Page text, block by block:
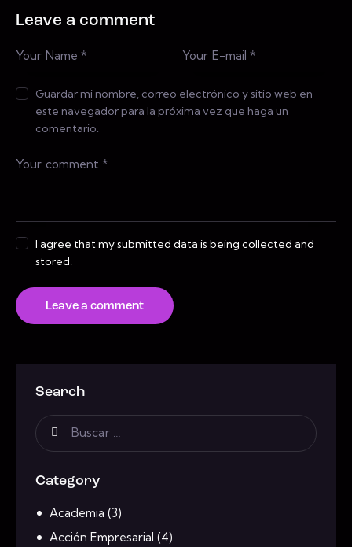
Leave a comment
Guardar mi nombre, correo electrónico y sitio web en
este navegador para la próxima vez que haga un
comentario.
I agree that my submitted data is being collected and
stored.
Search
Category
Academia (3)
Acción Empresarial (4)